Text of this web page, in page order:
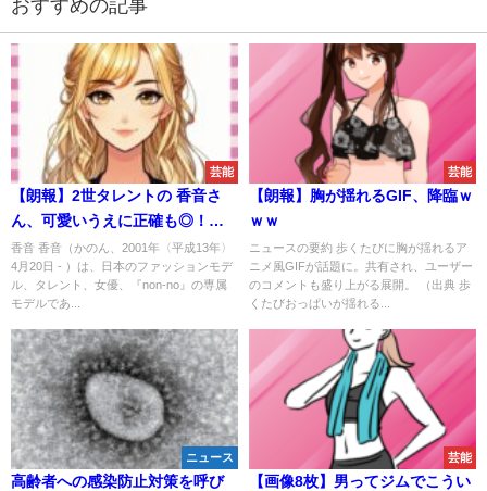
おすすめの記事
芸能
【朗報】2世タレントの 香音さ
ん、可愛いうえに正確も◎！ｗ
ｗｗｗｗｗｗｗｗｗｗｗｗｗｗ
ｗｗｗｗｗｗｗｗｗｗｗｗ
香音 香音（かのん、2001年〈平成13年〉
4月20日 - ）は、日本のファッションモデ
ル、タレント、女優、『non-no』の専属
モデルであ...
芸能
【朗報】胸が揺れるGIF、降臨ｗ
ｗｗ
ニュースの要約 歩くたびに胸が揺れるア
ニメ風GIFが話題に。共有され、ユーザー
のコメントも盛り上がる展開。 （出典 歩
くたびおっぱいが揺れる...
ニュース
高齢者への感染防止対策を呼び
芸能
【画像8枚】男ってジムでこうい